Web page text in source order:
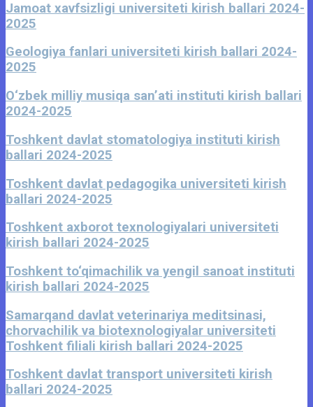
Jamoat xavfsizligi universiteti kirish ballari 2024-
2025
Geologiya fanlari universiteti kirish ballari 2024-
2025
O‘zbek milliy musiqa sanʼati instituti kirish ballari
2024-2025
Toshkent davlat stomatologiya instituti kirish
ballari 2024-2025
Toshkent davlat pedagogika universiteti kirish
ballari 2024-2025
Toshkent axborot texnologiyalari universiteti
kirish ballari 2024-2025
Toshkent to‘qimachilik va yengil sanoat instituti
kirish ballari 2024-2025
Samarqand davlat veterinariya meditsinasi,
chorvachilik va biotexnologiyalar universiteti
Toshkent filiali kirish ballari 2024-2025
Toshkent davlat transport universiteti kirish
ballari 2024-2025